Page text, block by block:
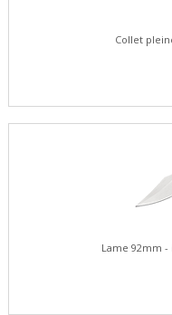
Collet
Lame 92mm -